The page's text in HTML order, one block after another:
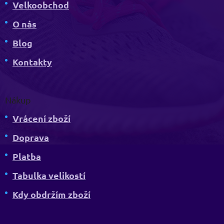
Velkoobchod
O nás
Blog
Kontakty
Nákup
Vrácení zboží
Doprava
Platba
Tabulka velikostí
Kdy obdržím zboží